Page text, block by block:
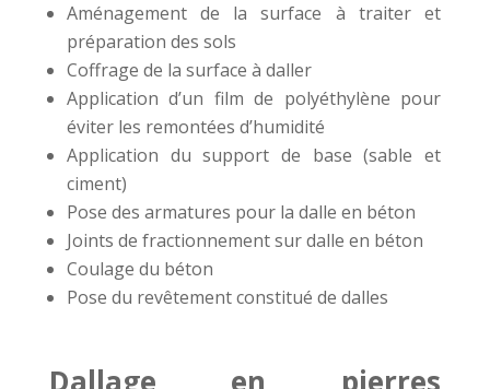
Aménagement de la surface à traiter et
préparation des sols
Coffrage de la surface à daller
Application d’un film de polyéthylène pour
éviter les remontées d’humidité
Application du support de base (sable et
ciment)
Pose des armatures pour la dalle en béton
Joints de fractionnement sur dalle en béton
Coulage du béton
Pose du revêtement constitué de dalles